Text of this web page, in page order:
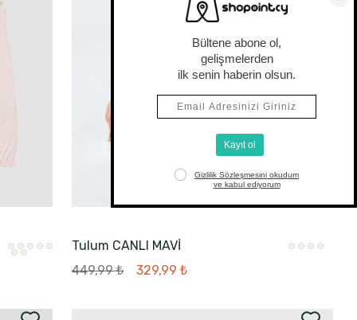
Tulum CANLI MAVİ
449,99 ₺
329,99 ₺